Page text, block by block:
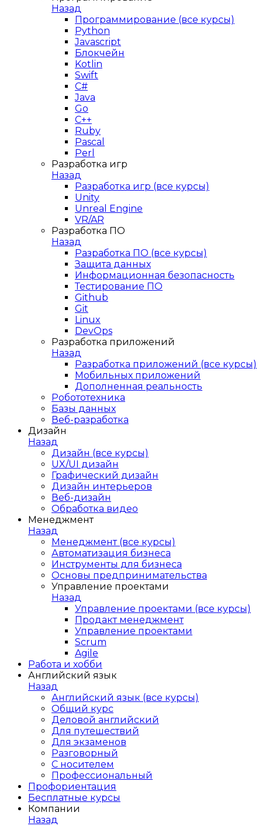
Назад
Программирование (все курсы)
Python
Javascript
Блокчейн
Kotlin
Swift
C#
Java
Go
C++
Ruby
Pascal
Perl
Разработка игр
Назад
Разработка игр (все курсы)
Unity
Unreal Engine
VR/AR
Разработка ПО
Назад
Разработка ПО (все курсы)
Защита данных
Информационная безопасность
Тестирование ПО
Github
Git
Linux
DevOps
Разработка приложений
Назад
Разработка приложений (все курсы)
Мобильных приложений
Дополненная реальность
Робототехника
Базы данных
Веб-разработка
Дизайн
Назад
Дизайн (все курсы)
UX/UI дизайн
Графический дизайн
Дизайн интерьеров
Веб-дизайн
Обработка видео
Менеджмент
Назад
Менеджмент (все курсы)
Автоматизация бизнеса
Инструменты для бизнеса
Основы предпринимательства
Управление проектами
Назад
Управление проектами (все курсы)
Продакт менеджмент
Управление проектами
Scrum
Agile
Работа и хобби
Английский язык
Назад
Английский язык (все курсы)
Общий курс
Деловой английский
Для путешествий
Для экзаменов
Разговорный
С носителем
Профессиональный
Профориентация
Бесплатные курсы
Компании
Назад